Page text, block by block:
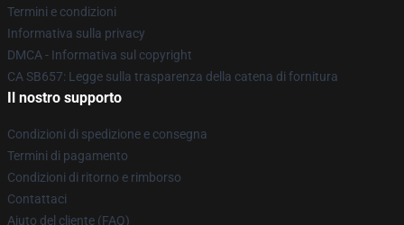
Termini e condizioni
Informativa sulla privacy
DMCA - Informativa sul copyright
CA SB657: Legge sulla trasparenza della catena di fornitura
Il nostro supporto
Condizioni di spedizione e consegna
Termini di pagamento
Condizioni di ritorno e rimborso
Contattaci
Aiuto del cliente (FAQ)